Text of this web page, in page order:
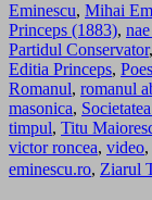
Eminescu, Mihai
Princeps (1883),
Partidul Conservator,
Editia Princeps,
Romanul, romanul
masonica,
timpul, Titu
victor roncea, video,
eminescu.ro, Ziarul